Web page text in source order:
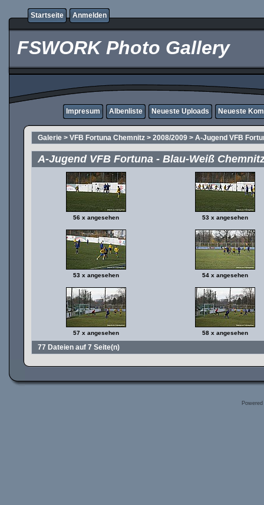
Startseite Anmelden
FSWORK Photo Gallery
Impresum Albenliste Neueste Uploads Neueste
Galerie > VFB Fortuna Chemnitz > 2008/2009 > A-Jugend VFB
A-Jugend VFB Fortuna - Blau-Weiß
56 x angesehen 53 x angesehen
53 x angesehen 54 x angesehen
57 x angesehen 58 x angesehen
77 Dateien auf 7 Seite(n)